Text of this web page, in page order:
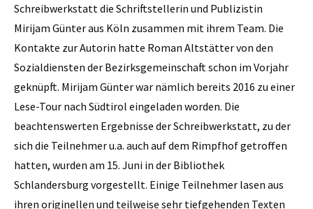
Schreibwerkstatt die Schriftstellerin und Publizistin
Mirijam Günter aus Köln zusammen mit ihrem Team. Die
Kontakte zur Autorin hatte Roman Altstätter von den
Sozialdiensten der Bezirksgemeinschaft schon im Vorjahr
geknüpft. Mirijam Günter war nämlich bereits 2016 zu einer
Lese-Tour nach Südtirol eingeladen worden. Die
beachtenswerten Ergebnisse der Schreibwerkstatt, zu der
sich die Teilnehmer u.a. auch auf dem Rimpfhof getroffen
hatten, wurden am 15. Juni in der Bibliothek
Schlandersburg vorgestellt. Einige Teilnehmer lasen aus
ihren origi­nellen und teilweise sehr tiefgehenden Texten